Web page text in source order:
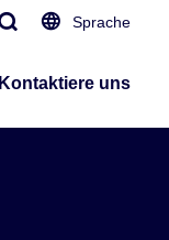
Sprache
Kontaktiere uns